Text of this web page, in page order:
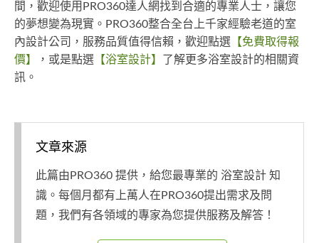
間，歡迎使用PRO360達人網找到合適的專業人士，讓您
的夢想變為現實。PRO360整合全台上千家經驗老道的室
內設計公司，服務品質值得信賴，歡迎點選 【免費取得報
價】
，或是點選 【浴室設計】
了解更多浴室設計的相關資
訊。
文章來源
此篇由PRO360 提供，給您最專業的 浴室設計 知
識。每個月都有上萬人在PRO360提出需求及問
題，我們有各領域的專家為您提供服務及解答！